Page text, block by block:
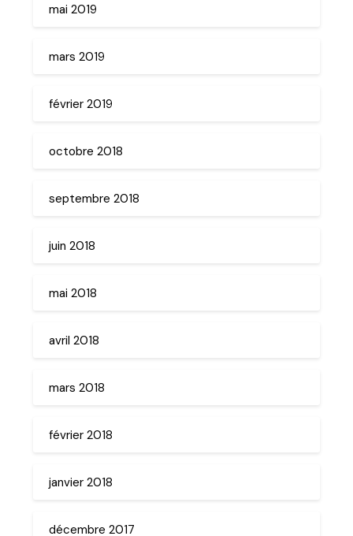
mai 2019
mars 2019
février 2019
octobre 2018
septembre 2018
juin 2018
mai 2018
avril 2018
mars 2018
février 2018
janvier 2018
décembre 2017